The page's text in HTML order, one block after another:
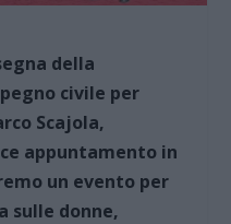
della
civile per
Scajola,
appuntamento in
un evento per
sulle donne,